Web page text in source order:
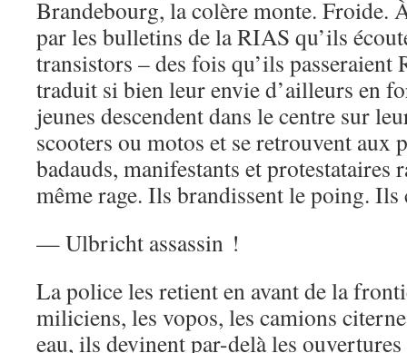
Brandebourg, la colère monte. Froide.
par les bulletins de la RIAS qu’ils
transistors – des fois qu’ils passeraient
traduit si bien leur envie d’ailleurs en
jeunes descendent dans le centre sur
scooters ou motos et se retrouvent aux
badauds, manifestants et protestataires
même rage. Ils brandissent le poing.
— Ulbricht assassin !
La police les retient en avant de la
miliciens, les vopos, les camions
eau, ils devinent par-delà les